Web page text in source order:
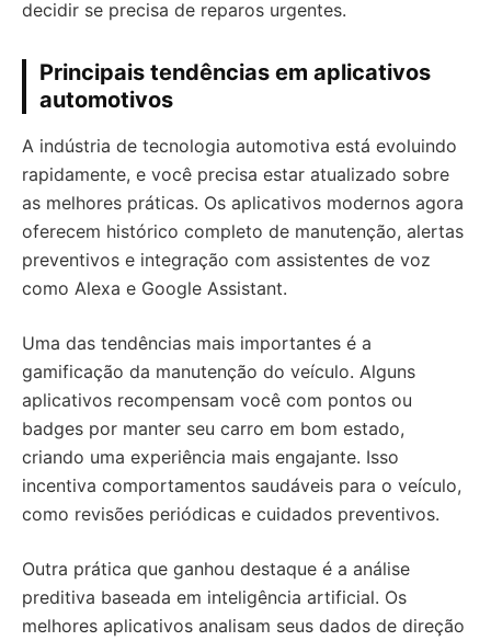
decidir se precisa de reparos urgentes.
Principais tendências em aplicativos
automotivos
A indústria de tecnologia automotiva está evoluindo
rapidamente, e você precisa estar atualizado sobre
as melhores práticas. Os aplicativos modernos agora
oferecem histórico completo de manutenção, alertas
preventivos e integração com assistentes de voz
como Alexa e Google Assistant.
Uma das tendências mais importantes é a
gamificação da manutenção do veículo. Alguns
aplicativos recompensam você com pontos ou
badges por manter seu carro em bom estado,
criando uma experiência mais engajante. Isso
incentiva comportamentos saudáveis para o veículo,
como revisões periódicas e cuidados preventivos.
Outra prática que ganhou destaque é a análise
preditiva baseada em inteligência artificial. Os
melhores aplicativos analisam seus dados de direção